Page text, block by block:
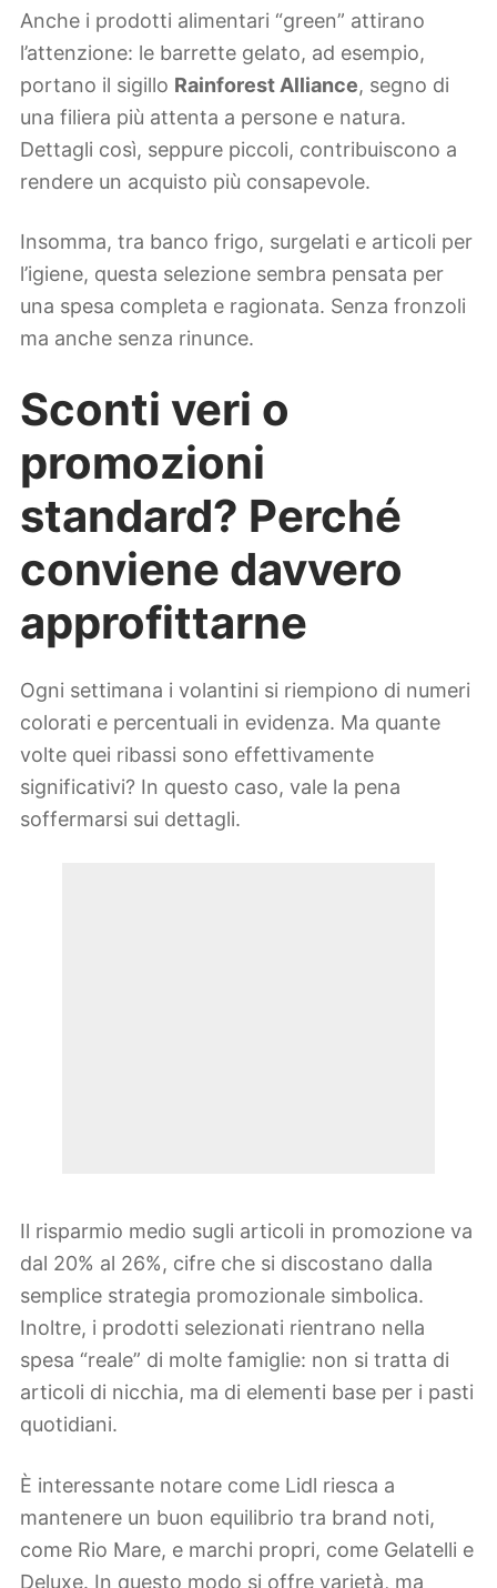
Anche i prodotti alimentari “green” attirano
l’attenzione: le barrette gelato, ad esempio,
portano il sigillo Rainforest Alliance, segno di
una filiera più attenta a persone e natura.
Dettagli così, seppure piccoli, contribuiscono a
rendere un acquisto più consapevole.
Insomma, tra banco frigo, surgelati e articoli per
l’igiene, questa selezione sembra pensata per
una spesa completa e ragionata. Senza fronzoli
ma anche senza rinunce.
Sconti veri o
promozioni
standard? Perché
conviene davvero
approfittarne
Ogni settimana i volantini si riempiono di numeri
colorati e percentuali in evidenza. Ma quante
volte quei ribassi sono effettivamente
significativi? In questo caso, vale la pena
soffermarsi sui dettagli.
Il risparmio medio sugli articoli in promozione va
dal 20% al 26%, cifre che si discostano dalla
semplice strategia promozionale simbolica.
Inoltre, i prodotti selezionati rientrano nella
spesa “reale” di molte famiglie: non si tratta di
articoli di nicchia, ma di elementi base per i pasti
quotidiani.
È interessante notare come Lidl riesca a
mantenere un buon equilibrio tra brand noti,
come Rio Mare, e marchi propri, come Gelatelli e
Deluxe. In questo modo si offre varietà, ma